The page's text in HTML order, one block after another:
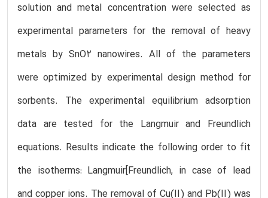
solution and metal concentration were selected as
experimental parameters for the removal of heavy
metals by SnO2 nanowires. All of the parameters
were optimized by experimental design method for
sorbents. The experimental equilibrium adsorption
data are tested for the Langmuir and Freundlich
equations. Results indicate the following order to fit
the isotherms: Langmuir[Freundlich, in case of lead
and copper ions. The removal of Cu(II) and Pb(II) was